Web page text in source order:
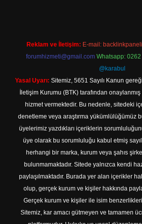
Reklam ve İletişim: E-mail:
forumhizmeti@gmail.com Whatsapp:
@karabul
Yasal Uyarı: Sitemiz, 5651 Sayılı Kanun
İletişim Kurumu (BTK) tarafından
hizmet vermektedir. Bu nedenle, sitedeki
denetleme veya araştırma yükümlülüğümüz
üyelerimiz yazdıkları içeriklerin
üye olarak bu sorumluluğu kabul etmiş
herhangi bir marka, kurum veya şahıs
bulunmamaktadır. Sitede yalnızca kendi
paylaşılmaktadır. Burada yer alan içerikler
olup, gerçek kurum ve kişiler hakkında
Gerçek kurum ve kişiler ile isim
Sitemiz, kar amacı gütmeyen ve tamamen